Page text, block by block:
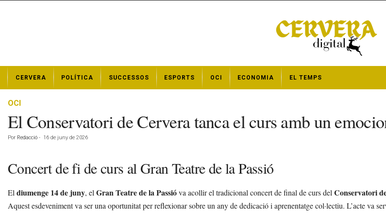
t
CERVERA POLÍTICA SUCCESSOS ESPORTS OCI ECONOMIA EL TEMPS
OCI
El Conservatori de Cervera tanca el curs amb un
Por Redacció - 16 de juny de 2026
Concert de fi de curs al Gran Teatre de la Passió
El diumenge 14 de juny, el Gran Teatre de la Passióva acollir el tradicional concert de final de curs del Conservatori
Aquest esdeveniment va ser una oportunitat per reflexionar sobre un any de dedicació i aprenentatge col·lectiu. L’acte va